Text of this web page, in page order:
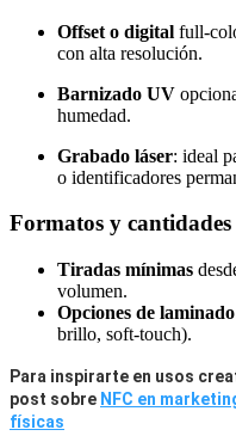
Offset o digital full-
con alta resolución.
Barnizado UV
humedad.
Grabado láser: ideal
o identificadores
Formatos y cantidades
Tiradas mínimas
volumen.
Opciones de laminado
brillo, soft-touch).
Para inspirarte en usos
post sobre NFC en
físicas